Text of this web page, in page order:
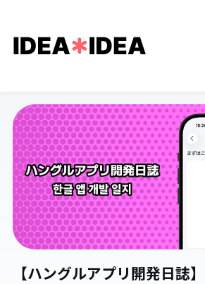
【ハングルアプリ開発日誌